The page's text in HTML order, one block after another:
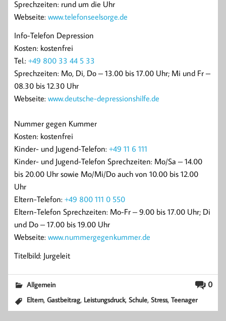
Sprechzeiten: rund um die Uhr
Webseite: www.telefonseelsorge.de
Info-Telefon Depression
Kosten: kostenfrei
Tel.: +49 800 33 44 5 33
Sprechzeiten: Mo, Di, Do – 13.00 bis 17.00 Uhr; Mi und Fr –
08.30 bis 12.30 Uhr
Webseite: www.deutsche-depressionshilfe.de
Nummer gegen Kummer
Kosten: kostenfrei
Kinder- und Jugend-Telefon: +49 11 6 111
Kinder- und Jugend-Telefon Sprechzeiten: Mo/Sa – 14.00
bis 20.00 Uhr sowie Mo/Mi/Do auch von 10.00 bis 12.00
Uhr
Eltern-Telefon: +49 800 111 0 550
Eltern-Telefon Sprechzeiten: Mo-Fr – 9.00 bis 17.00 Uhr; Di
und Do – 17.00 bis 19.00 Uhr
Webseite: www.nummergegenkummer.de
Titelbild: Jurgeleit
0
Allgemein
Eltern,Gastbeitrag, Leistungsdruck,Schule,Stress,Teenager